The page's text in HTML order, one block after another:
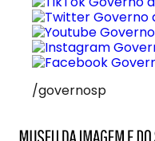
/governosp